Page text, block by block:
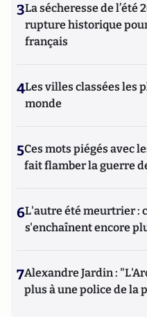
3La sécheresse de
rupture historique
français
4Les villes classées les
monde
5Ces mots piégés avec
fait flamber la guerre
6L'autre été meurtrier :
s'enchaînent encore
7Alexandre Jardin :
plus à une police de la